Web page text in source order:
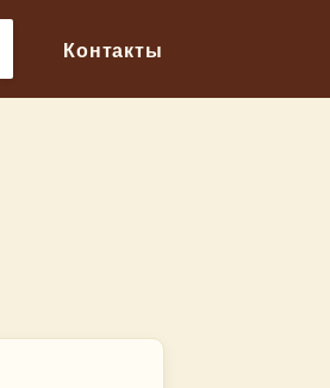
Контакты